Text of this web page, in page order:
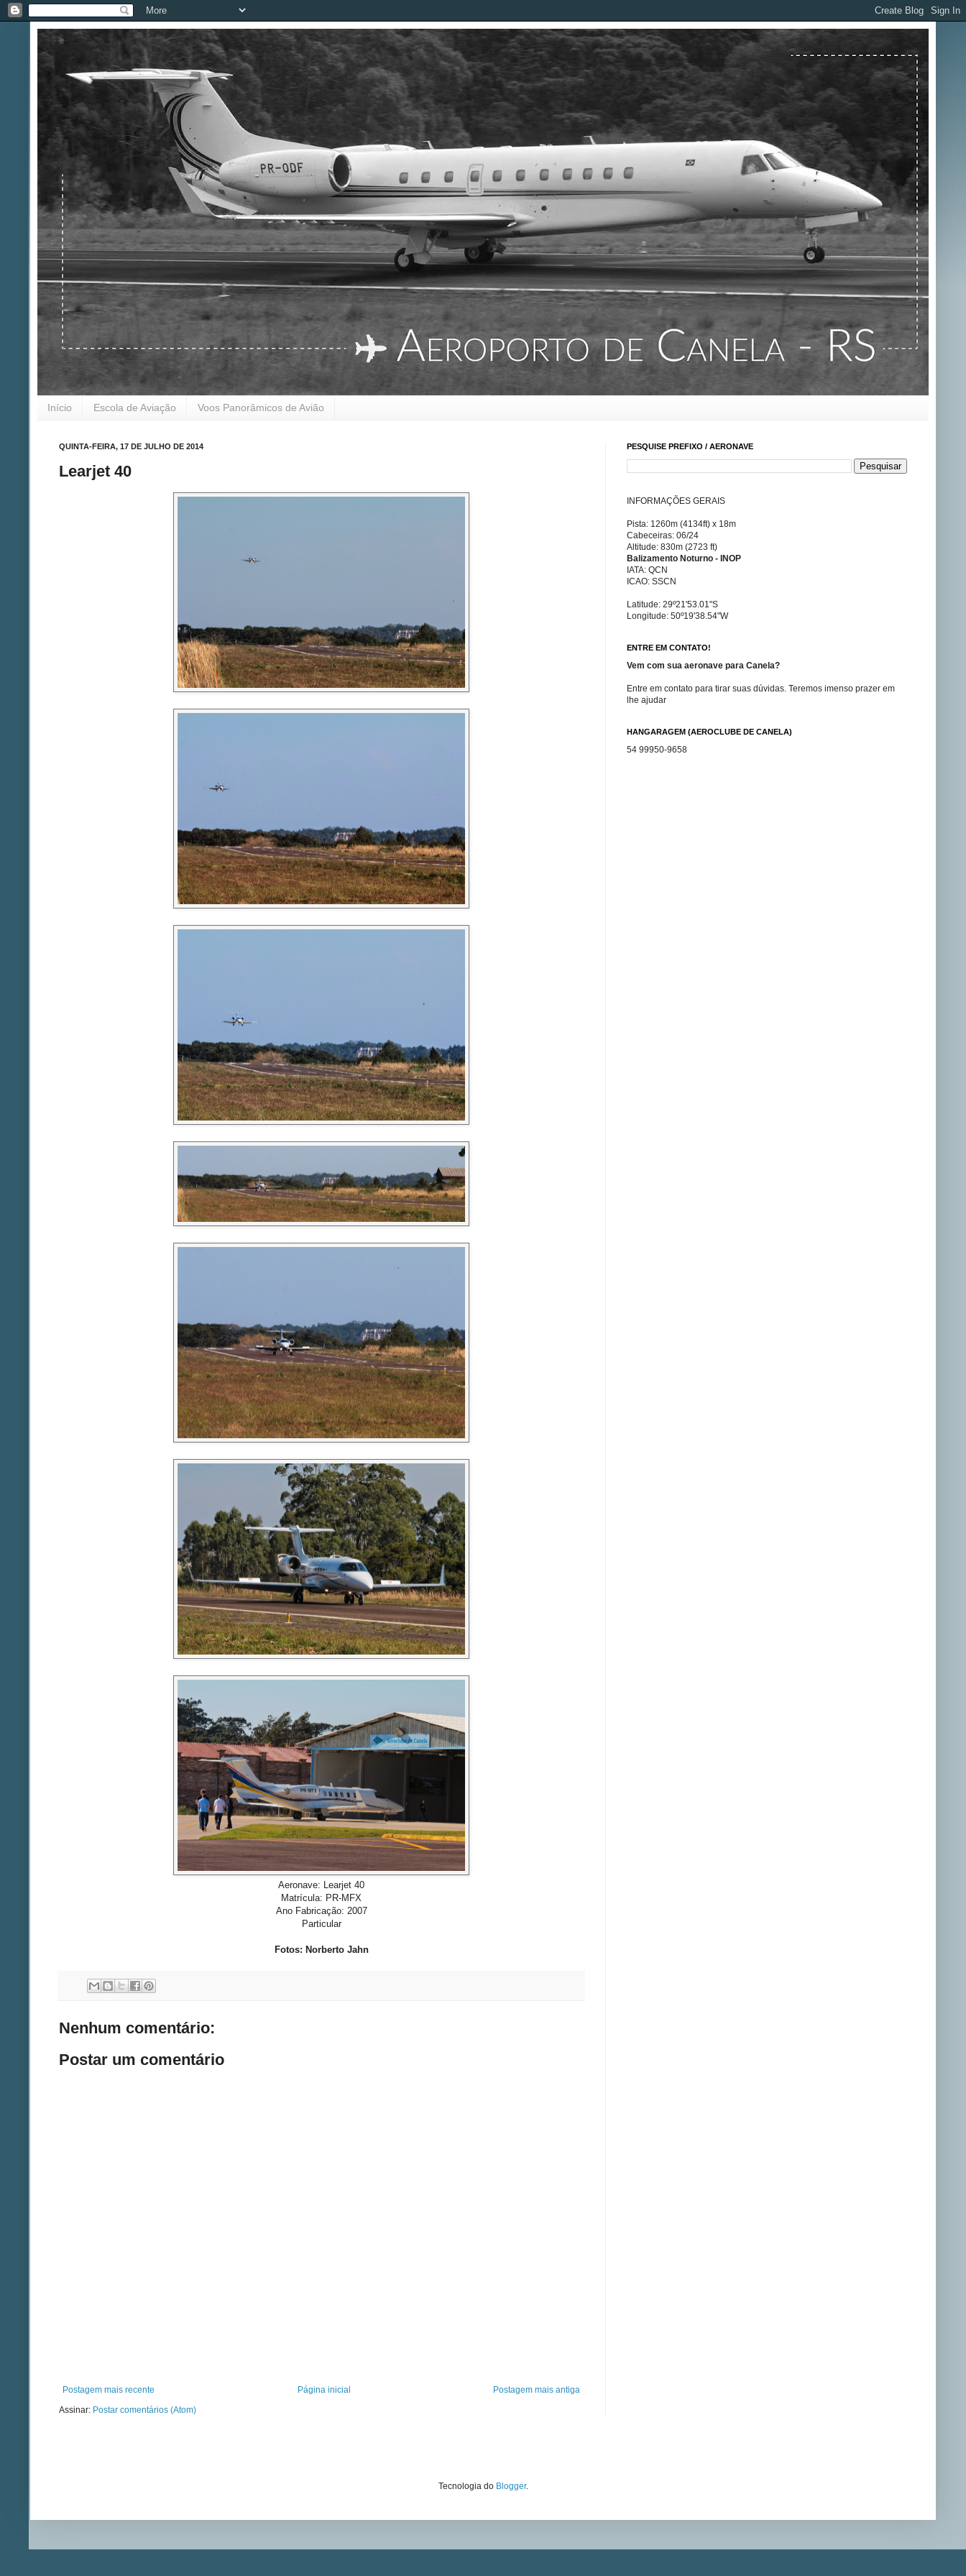
Início Escola de Aviação Voos Panorâmicos de Avião
QUINTA-FEIRA, 17 DE JULHO DE 2014
Learjet 40
Aeronave: Learjet 40
Matrícula: PR-MFX
Ano Fabricação: 2007
Particular
Fotos: Norberto Jahn
Nenhum comentário:
Postar um comentário
Postagem mais recente Postagem mais antiga
Página inicial
Assinar: Postar comentários (Atom)
PESQUISE PREFIXO / AERONAVE
INFORMAÇÕES GERAIS
Pista: 1260m (4134ft) x 18m
Cabeceiras: 06/24
Altitude: 830m (2723 ft)
Balizamento Noturno - INOP
IATA: QCN
ICAO: SSCN
Latitude: 29º21'53.01"S
Longitude: 50º19'38.54"W
ENTRE EM CONTATO!
Vem com sua aeronave para Canela?
Entre em contato para tirar suas dúvidas. Teremos imenso prazer em
lhe ajudar
HANGARAGEM (AEROCLUBE DE CANELA)
54 99950-9658
Tecnologia do Blogger.